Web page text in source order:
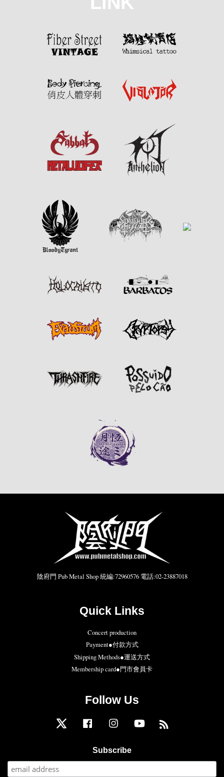
陰府門 Pub Metal Shop 統編:72960576 電話:02-23887018
Quick Links
Concert production
Payment●付款方式
Shipping Methods●運送方式
Membership card●門市會員卡
Follow Us
Twitter Facebook Instagram YouTube
Subscribe